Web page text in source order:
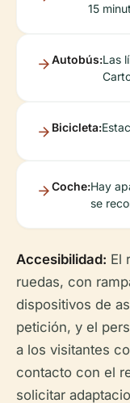
15
Autobús:Las
Bicicleta:
Coche:Hay
se
Accesibilidad: El
ruedas, con
dispositivos de
petición, y el
a los visitantes
contacto con el
solicitar